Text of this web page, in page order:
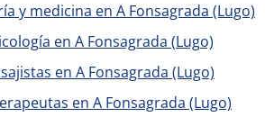
y medicina en A Fonsagrada (Lugo)
en A Fonsagrada (Lugo)
en A Fonsagrada (Lugo)
en A Fonsagrada (Lugo)